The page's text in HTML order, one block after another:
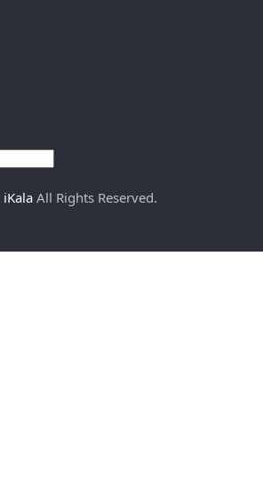
iKala All Rights Reserved.